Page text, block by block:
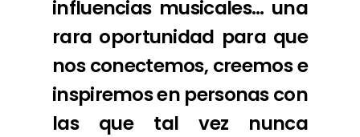
influencias musicales… una
rara oportunidad para que
nos conectemos, creemos e
inspiremos en personas con
las que tal vez nunca